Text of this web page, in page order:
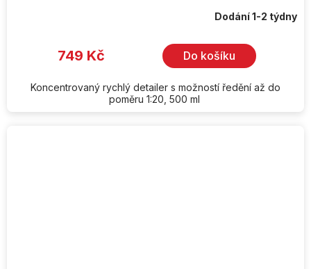
Dodání 1-2 týdny
749 Kč Do košíku
Koncentrovaný rychlý detailer s možností ředění až do
poměru 1:20, 500 ml